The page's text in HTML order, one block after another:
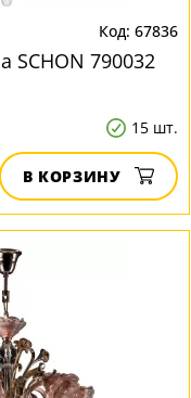
67836
SCHON 790032
15 шт.
В КОРЗИНУ